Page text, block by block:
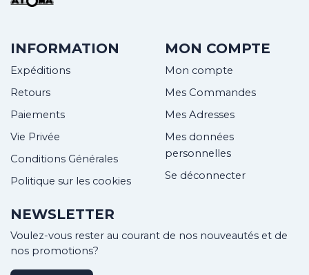
INFORMATION
Expéditions
Retours
Paiements
Vie Privée
Conditions Générales
Politique sur les cookies
MON COMPTE
Mon compte
Mes Commandes
Mes Adresses
Mes données
personnelles
Se déconnecter
NEWSLETTER
Voulez-vous rester au courant de nos nouveautés et de
nos promotions?